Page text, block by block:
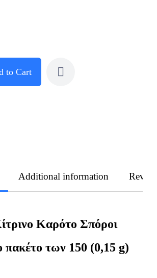
to Cart
Additional information
Καρότο Σπόροι
πακέτο των 150 (0,15 g)